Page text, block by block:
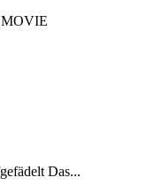
MOVIE
Das...